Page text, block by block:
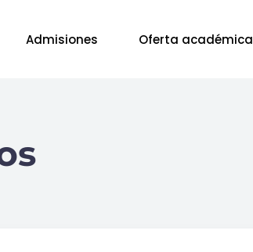
Admisiones Oferta académica